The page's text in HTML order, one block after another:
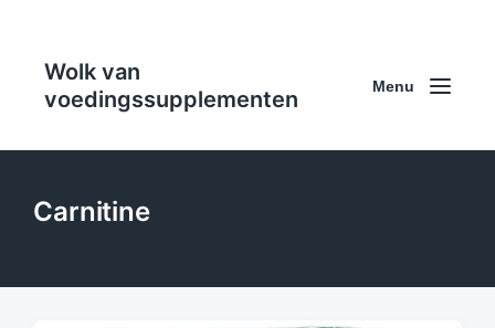
Wolk van
voedingssupplementen
Menu
Carnitine